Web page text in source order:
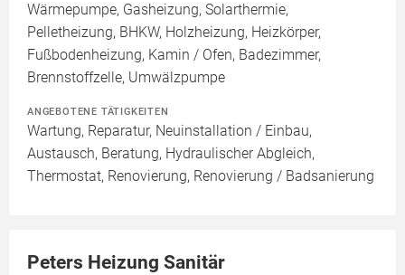
Wärmepumpe, Gasheizung, Solarthermie,
Pelletheizung, BHKW, Holzheizung, Heizkörper,
Fußbodenheizung, Kamin / Ofen, Badezimmer,
Brennstoffzelle, Umwälzpumpe
ANGEBOTENE TÄTIGKEITEN
Wartung, Reparatur, Neuinstallation / Einbau,
Austausch, Beratung, Hydraulischer Abgleich,
Thermostat, Renovierung, Renovierung / Badsanierung
Peters Heizung Sanitär